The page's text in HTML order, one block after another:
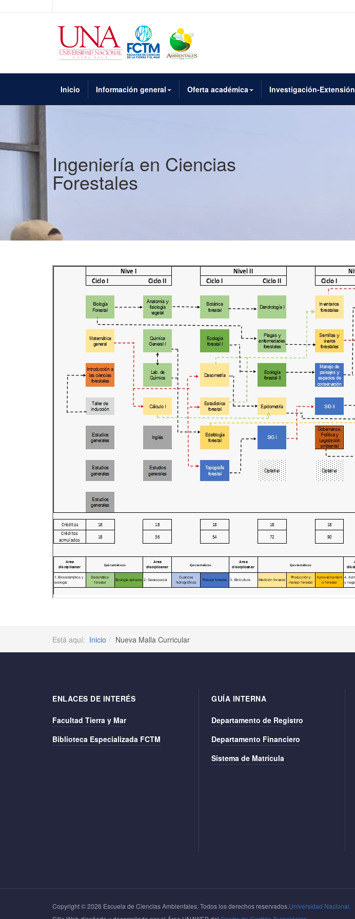
Inicio Información general Oferta académica Investigación-Extensión
Ingeniería en Ciencias
Forestales
Está aquí: Inicio Nueva Malla Curricular
ENLACES DE INTERÉS
Facultad Tierra y Mar
Biblioteca Especializada FCTM
GUÍA INTERNA
Departamento de Registro
Departamento Financiero
Sistema de Matrícula
Copyright © 2026 Escuela de Ciencias Ambientales. Todos los derechos reservados.Universidad Nacional.